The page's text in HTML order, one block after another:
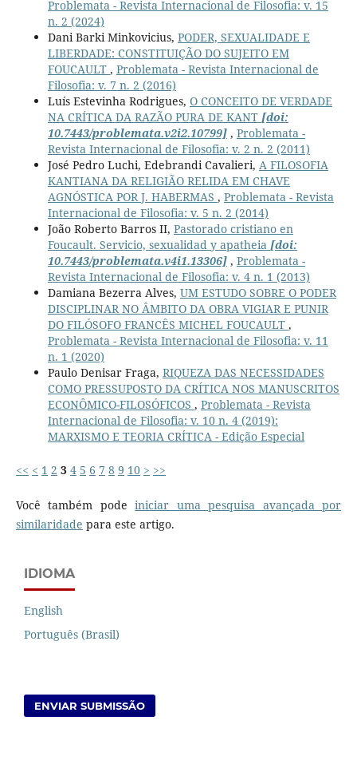
Problemata - Revista Internacional de Filosofia: v. 15
n. 2 (2024)
Dani Barki Minkovicius, PODER, SEXUALIDADE E
LIBERDADE: CONSTITUIÇÃO DO SUJEITO EM
FOUCAULT , Problemata - Revista Internacional de
Filosofia: v. 7 n. 2 (2016)
Luís Estevinha Rodrigues, O CONCEITO DE VERDADE
NA CRÍTICA DA RAZÃO PURA DE KANT [doi:
10.7443/problemata.v2i2.10799], Problemata -
Revista Internacional de Filosofia: v. 2 n. 2 (2011)
José Pedro Luchi, Edebrandi Cavalieri, A FILOSOFIA
KANTIANA DA RELIGIÃO RELIDA EM CHAVE
AGNÓSTICA POR J. HABERMAS , Problemata - Revista
Internacional de Filosofia: v. 5 n. 2 (2014)
João Roberto Barros II, Pastorado cristiano en
Foucault. Servicio, sexualidad y apatheia [doi:
10.7443/problemata.v4i1.13306], Problemata -
Revista Internacional de Filosofia: v. 4 n. 1 (2013)
Damiana Bezerra Alves, UM ESTUDO SOBRE O PODER
DISCIPLINAR NO ÂMBITO DA OBRA VIGIAR E PUNIR
DO FILÓSOFO FRANCÊS MICHEL FOUCAULT ,
Problemata - Revista Internacional de Filosofia: v. 11
n. 1 (2020)
Paulo Denisar Fraga, RIQUEZA DAS NECESSIDADES
COMO PRESSUPOSTO DA CRÍTICA NOS MANUSCRITOS
ECONÔMICO-FILOSÓFICOS , Problemata - Revista
Internacional de Filosofia: v. 10 n. 4 (2019):
MARXISMO E TEORIA CRÍTICA - Edição Especial
<< < 1 2 3 4 5 6 7 8 9 10 > >>
Você também podeiniciar uma pesquisa avançada por
similaridade para este artigo.
IDIOMA
English
Português (Brasil)
ENVIAR SUBMISSÃO